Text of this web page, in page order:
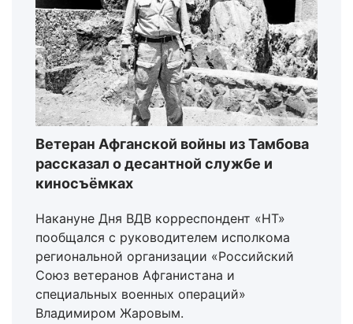
Ветеран Афганской войны из Тамбова
рассказал о десантной службе и
киносъёмках
Накануне Дня ВДВ корреспондент «НТ»
пообщался с руководителем исполкома
региональной организации «Российский
Союз ветеранов Афганистана и
специальных военных операций»
Владимиром Жаровым.